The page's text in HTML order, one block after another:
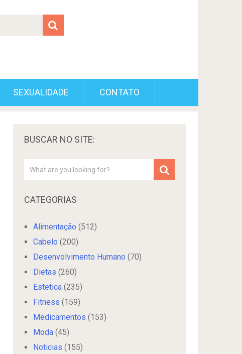
SEXUALIDADE CONTATO
BUSCAR NO SITE:
CATEGORIAS
Alimentação (512)
Cabelo (200)
Desenvolvimento Humano (70)
Dietas (260)
Estetica (235)
Fitness (159)
Medicamentos (153)
Moda (45)
Noticias (155)